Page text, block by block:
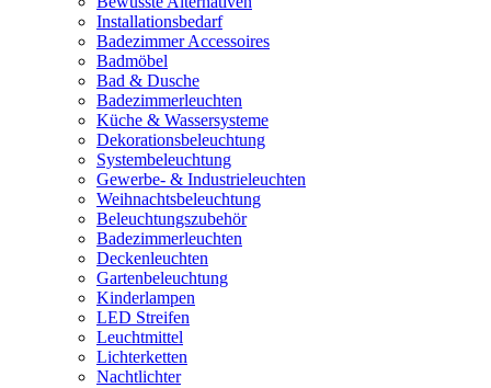
Installationsbedarf
Badezimmer Accessoires
Badmöbel
Bad & Dusche
Badezimmerleuchten
Küche & Wassersysteme
Dekorationsbeleuchtung
Systembeleuchtung
Gewerbe- & Industrieleuchten
Weihnachtsbeleuchtung
Beleuchtungszubehör
Badezimmerleuchten
Deckenleuchten
Gartenbeleuchtung
Kinderlampen
LED Streifen
Leuchtmittel
Lichterketten
Nachtlichter